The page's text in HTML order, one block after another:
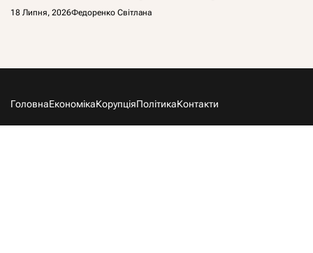
18 Липня, 2026Федоренко Світлана
ГоловнаЕкономікаКорупціяПолітикаКонтакти